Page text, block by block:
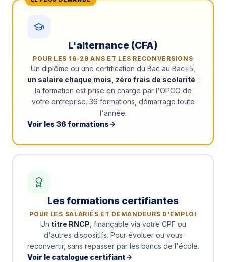
L'alternance (CFA)
POUR LES 16-29 ANS ET LES RECONVERSIONS
Un diplôme ou une certification du Bac au Bac+5,
un salaire chaque mois, zéro frais de scolarité :
la formation est prise en charge par l'OPCO de
votre entreprise. 36 formations, démarrage toute
l'année.
Voir les 36 formations
Les formations certifiantes
POUR LES SALARIÉS ET DEMANDEURS D'EMPLOI
Un titre RNCP , finançable via votre CPF ou
d'autres dispositifs. Pour évoluer ou vous
reconvertir, sans repasser par les bancs de l'école.
Voir le catalogue certifiant